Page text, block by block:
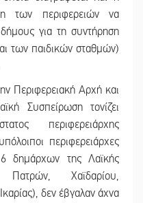
των περιφερειών να
για τη συντήρηση
των παιδικών σταθμών)
Περιφερειακή Αρχή και
Συσπείρωση τονίζει
περιφερειάρχης
περιφερειάρχες
δημάρχων της Λαϊκής
Πατρών, Χαϊδαρίου,
δεν έβγαλαν άχνα